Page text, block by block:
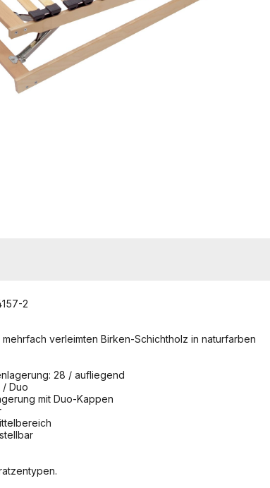
2
mehrfach verleimten Birken-Schichtholz in naturfarben
28 / aufliegend
/ Duo
mit Duo-Kappen